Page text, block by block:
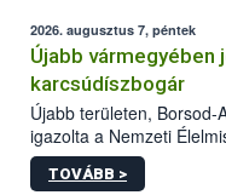
összegyűjtötte az
előforduló árulkodó
vásárlás kockázatait.
2026. augusztus 7, péntek
Újabb vármegyében
karcsúdíszbogár
Újabb területen,
igazolta a Nemzeti
kőrisrontó
kártevőt nem csak
TOVÁBB >